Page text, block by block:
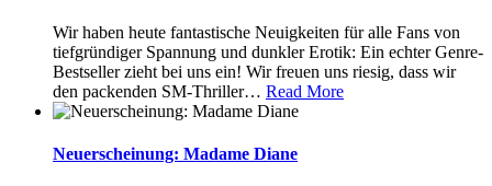
Wir haben heute fantastische Neuigkeiten für alle Fans von
tiefgründiger Spannung und dunkler Erotik: Ein echter Genre-
Bestseller zieht bei uns ein! Wir freuen uns riesig, dass wir
den packenden SM-Thriller… Read More
Neuerscheinung: Madame Diane